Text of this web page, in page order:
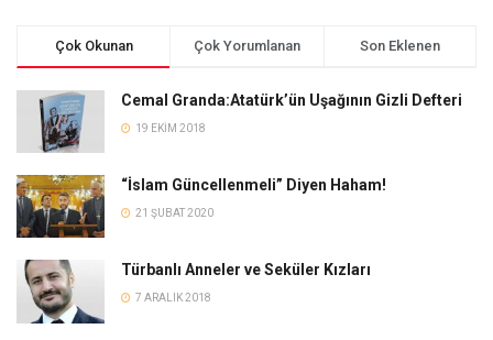
Çok Okunan Çok Yorumlanan Son Eklenen
Cemal Granda:Atatürk’ün Uşağının Gizli Defteri
19 EKIM 2018
“İslam Güncellenmeli” Diyen Haham!
21 ŞUBAT 2020
Türbanlı Anneler ve Seküler Kızları
7 ARALIK 2018